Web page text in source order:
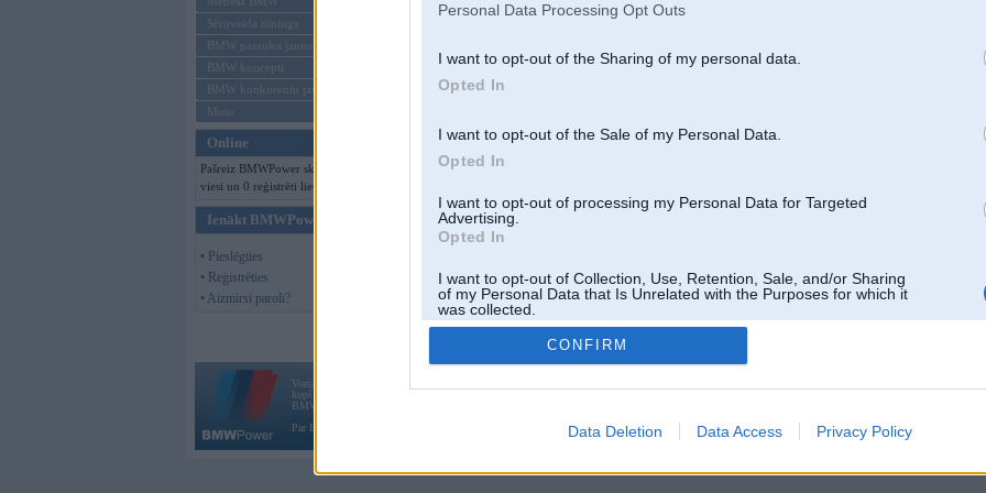
Personal Data Processing Opt Outs
I want to opt-out of the Sharing of my personal data.
Opted In
I want to opt-out of the Sale of my Personal Data.
Opted In
I want to opt-out of processing my Personal Data for Targeted
Advertising.
Opted In
I want to opt-out of Collection, Use, Retention, Sale, and/or Sharing
of my Personal Data that Is Unrelated with the Purposes for which it
was collected.
Opted Out
CONFIRM
Data Deletion Data Access Privacy Policy
Sērijveida tūnings
BMW pasaules jaunumi
BMW koncepti
BMW konkurentu jaunumi
Moto
Online
Pašreiz BMWPower skatās 105
viesi un 0 reģistrēti lietotāji.
Ienākt BMWPower
• Pieslēgties
• Reģistrēties
• Aizmirsi paroli?
Vortāls BMWPower.lv darbojas
kopš 2002. gada 14. maija. Tas nav auto klubs un nav saistīts ar
BMW AG.
Par BMWPower